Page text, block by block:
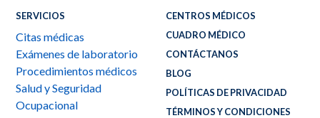
SERVICIOS
Citas médicas
Exámenes de laboratorio
Procedimientos médicos
Salud y Seguridad
Ocupacional
CENTROS MÉDICOS
CUADRO MÉDICO
CONTÁCTANOS
BLOG
POLÍTICAS DE PRIVACIDAD
TÉRMINOS Y CONDICIONES